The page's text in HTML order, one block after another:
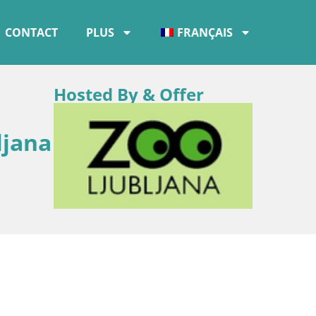
CONTACT PLUS FRANÇAIS
Hosted By & Offer